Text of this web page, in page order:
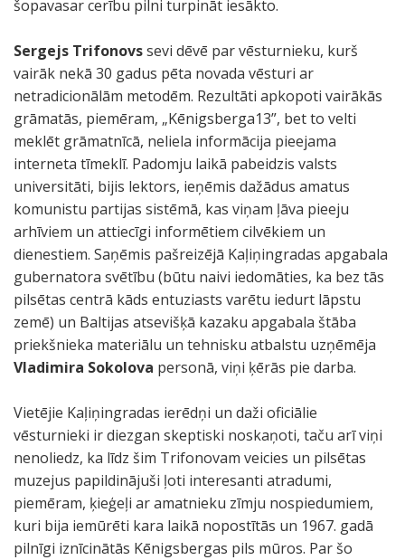
šopavasar cerību pilni turpināt iesākto.
Sergejs Trifonovssevi dēvē par vēsturnieku, kurš
vairāk nekā 30 gadus pēta novada vēsturi ar
netradicionālām metodēm. Rezultāti apkopoti vairākās
grāmatās, piemēram, „Kēnigsberga13”, bet to velti
meklēt grāmatnīcā, neliela informācija pieejama
interneta tīmeklī. Padomju laikā pabeidzis valsts
universitāti, bijis lektors, ieņēmis dažādus amatus
komunistu partijas sistēmā, kas viņam ļāva pieeju
arhīviem un attiecīgi informētiem cilvēkiem un
dienestiem. Saņēmis pašreizējā Kaļiņingradas apgabala
gubernatora svētību (būtu naivi iedomāties, ka bez tās
pilsētas centrā kāds entuziasts varētu iedurt lāpstu
zemē) un Baltijas atsevišķā kazaku apgabala štāba
priekšnieka materiālu un tehnisku atbalstu uzņēmēja
Vladimira Sokolova personā, viņi ķērās pie darba.
Vietējie Kaļiņingradas ierēdņi un daži oficiālie
vēsturnieki ir diezgan skeptiski noskaņoti, taču arī viņi
nenoliedz, ka līdz šim Trifonovam veicies un pilsētas
muzejus papildinājuši ļoti interesanti atradumi,
piemēram, ķieģeļi ar amatnieku zīmju nospiedumiem,
kuri bija iemūrēti kara laikā nopostītās un 1967. gadā
pilnīgi iznīcinātās Kēnigsbergas pils mūros. Par šo